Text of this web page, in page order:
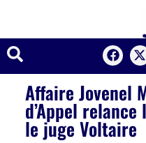
Affaire Jovenel
d’Appel
le juge Voltaire